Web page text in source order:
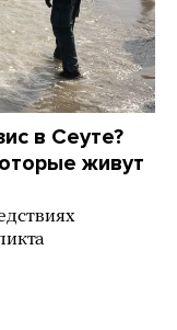
в Сеуте?
живут